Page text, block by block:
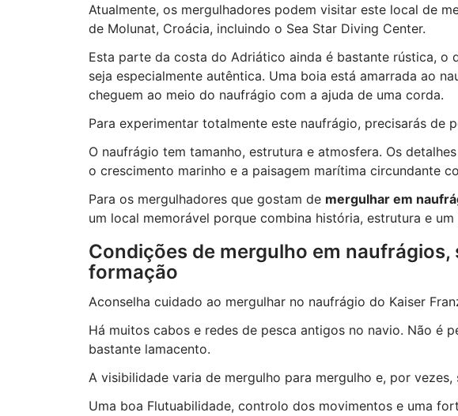
Atualmente, os mergulhadores podem visitar este local de
de Molunat, Croácia, incluindo o Sea Star Diving Center.
Esta parte da costa do Adriático ainda é bastante rústica, o
seja especialmente autêntica. Uma boia está amarrada ao
cheguem ao meio do naufrágio com a ajuda de uma corda.
Para experimentar totalmente este naufrágio, precisarás de
O naufrágio tem tamanho, estrutura e atmosfera. Os
o crescimento marinho e a paisagem marítima circundante
Para os mergulhadores que gostam de mergulhar em
um local memorável porque combina história, estrutura e
Condições de mergulho em naufrágios,
formação
Aconselha cuidado ao mergulhar no naufrágio do Kaiser
Há muitos cabos e redes de pesca antigos no navio. Não é
bastante lamacento.
A visibilidade varia de mergulho para mergulho e, por
Uma boa Flutuabilidade, controlo dos movimentos e uma